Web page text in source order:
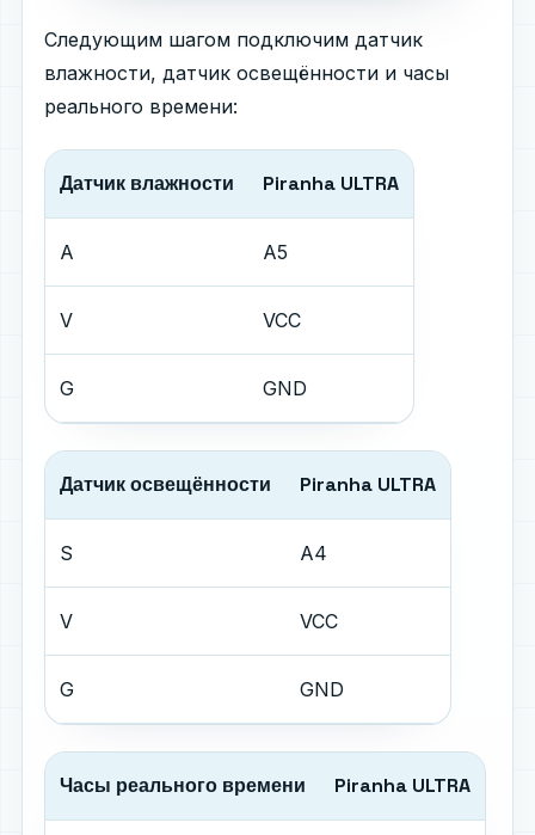
Следующим шагом подключим датчик
влажности, датчик освещённости и часы
реального времени:
Датчик влажности Piranha ULTRA
A A5
V VCC
G GND
Датчик освещённости Piranha ULTRA
S A4
V VCC
G GND
Часы реального времени Piranha ULTRA